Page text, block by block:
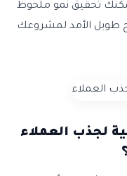
يمكنك تحقيق نمو ملحوظ
طويل الأمد لمشروعك
لجذب العملاء